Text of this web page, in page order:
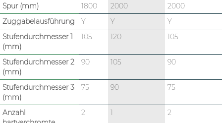
Spur (mm)
1800 2000
2000
Zuggabelausführung
Y Y
Y
Stufendurchmesser 1
(mm)
105 120 105
Stufendurchmesser 2
(mm)
90 105 90
Stufendurchmesser 3
(mm)
75 90 75
Anzahl
2 1 2